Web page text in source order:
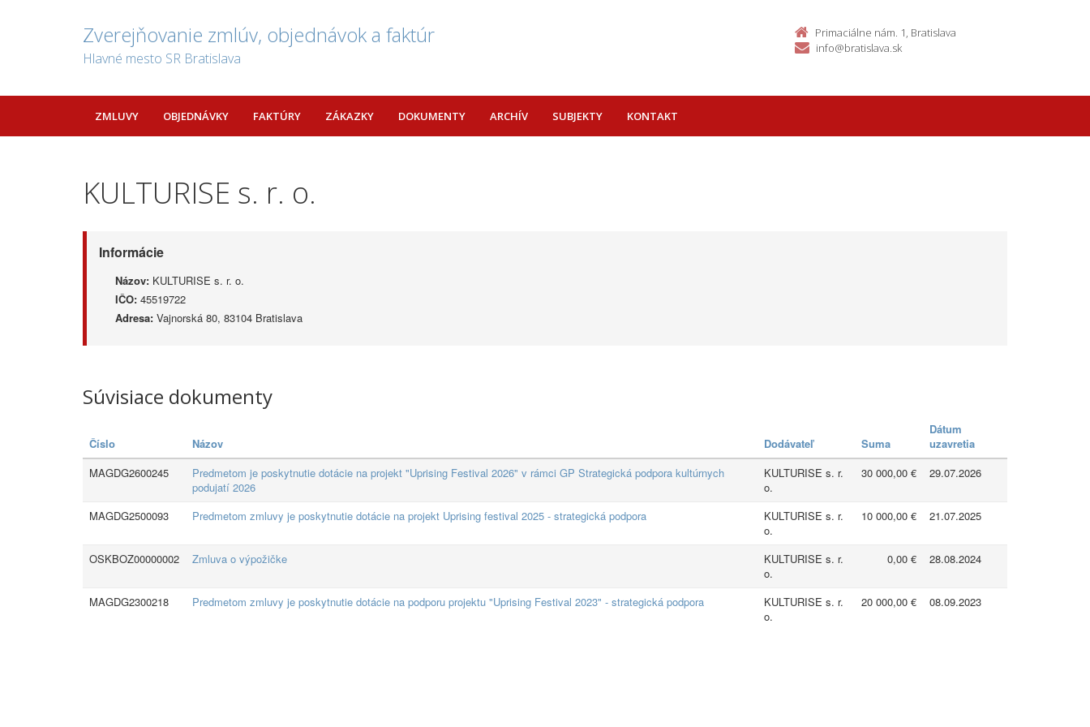
Zverejňovanie zmlúv, objednávok a faktúr
Hlavné mesto SR Bratislava
Primaciálne nám. 1, Bratislava
info@bratislava.sk
ZMLUVY OBJEDNÁVKY FAKTÚRY ZÁKAZKY DOKUMENTY ARCHÍV SUBJEKTY KONTAKT
KULTURISE s. r. o.
Informácie
Názov: KULTURISE s. r. o.
IČO: 45519722
Adresa: Vajnorská 80, 83104 Bratislava
Súvisiace dokumenty
Číslo Názov Dodávateľ Suma
Dátum
uzavretia
MAGDG2600245
Predmetom je poskytnutie dotácie na projekt "Uprising Festival 2026" v rámci GP Strategická podpora kultúrnych
podujatí 2026
KULTURISE s. r.
o.
30 000,00 € 29.07.2026
MAGDG2500093 Predmetom zmluvy je poskytnutie dotácie na projekt Uprising festival 2025 - strategická podpora
KULTURISE s. r.
o.
10 000,00 € 21.07.2025
OSKBOZ00000002 Zmluva o výpožičke
KULTURISE s. r.
o.
0,00 € 28.08.2024
MAGDG2300218 Predmetom zmluvy je poskytnutie dotácie na podporu projektu "Uprising Festival 2023" - strategická podpora
KULTURISE s. r.
o.
20 000,00 € 08.09.2023